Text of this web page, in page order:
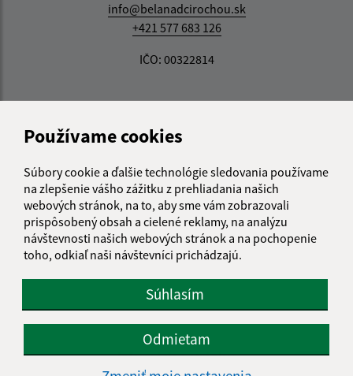
Používame cookies
Súbory cookie a ďalšie technológie sledovania používame
na zlepšenie vášho zážitku z prehliadania našich
webových stránok, na to, aby sme vám zobrazovali
prispôsobený obsah a cielené reklamy, na analýzu
návštevnosti našich webových stránok a na pochopenie
toho, odkiaľ naši návštevníci prichádzajú.
Súhlasím
Odmietam
info@belanadcirochou.sk
+421 577 683 126
IČO: 00322814
Informácie o stránke: